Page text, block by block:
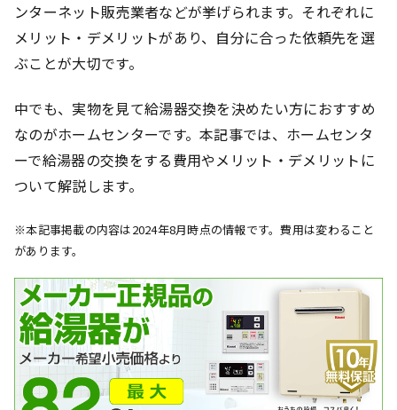
ンターネット販売業者などが挙げられます。それぞれに
メリット・デメリットがあり、自分に合った依頼先を選
ぶことが大切です。
中でも、実物を見て給湯器交換を決めたい方におすすめ
なのがホームセンターです。本記事では、ホームセンタ
ーで給湯器の交換をする費用やメリット・デメリットに
ついて解説します。
※本記事掲載の内容は2024年8月時点の情報です。費用は変わること
があります。